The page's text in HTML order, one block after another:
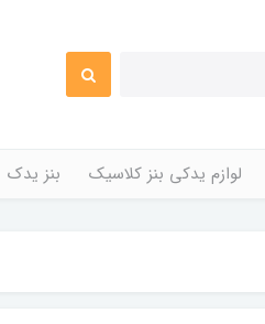
لوازم یدکی بنز کلاسیک بنز یدک